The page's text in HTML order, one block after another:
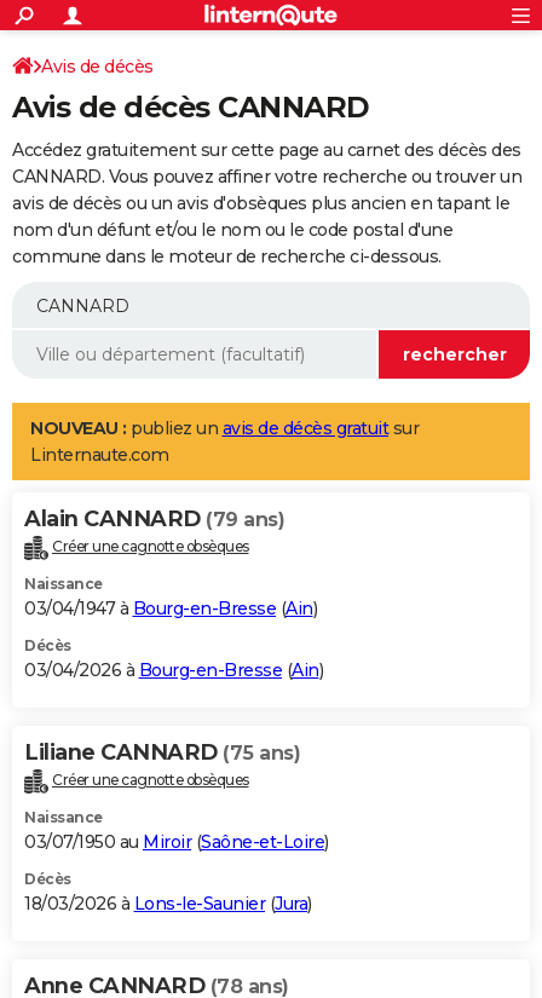
ACTUALITÉS
Politique
Société
Faits Divers
Education
Monde
Villes
+
SPORT
Coupe du monde 2026
Football
Tennis
Cyclisme
Rugby
Forum
Programme TV
TNT
Streaming
Cinéma
Sorties cinéma
Musique
+
FINANCE
Retraite
Epargne
Immobilier
Risques naturels par ville
Banque
Assurance
AUTO
Essais
Réserver un essai
Citadines
Berlines
SUV
Forum auto
+
Mobiles
Meilleur smartphone
Internet
Ordinateurs
Jeux vidéo
Guide high-tech
Aménagement intérieur
LIFESTYLE
Art de vivre
Bien-être
Loisirs
Mode
Modes de vie
Alimentation
Guide de la santé
Maladies
Médicaments
Sommeil
VOYAGE
Destinations
City break
Voyage nature
Voyage de noces
Forum
Climat
+PHOTO
GUIDES D'ACHAT
BONS PLANS
Carte de Noël
Carte Bonne année
Carte Saint-Valentin
Carte Pâques
Carte d'anniversaire
DICTIONNAIRE
Dictionnaire
Biographies
Citations
Expressions
Proverbes
PROGRAMME TV
S'inscrire
Se connecter
Lycées
Collèges
Primaires
Universités
Entreprises
Service militaire
Avis de recherche
AVIS DE DÉCÈS
Avis de décès
Avis de décès CANNARD
Accédez gratuitement sur cette page au carnet des décès des
CANNARD. Vous pouvez affiner votre recherche ou trouver un
avis de décès ou un avis d'obsèques plus ancien en tapant le
nom d'un défunt et/ou le nom ou le code postal d'une
commune dans le moteur de recherche ci-dessous.
NOUVEAU : publiez un avis de décès gratuitsur
Linternaute.com
Alain CANNARD (79 ans)
Créer une cagnotte obsèques
Naissance
03/04/1947 à Bourg-en-Bresse (Ain)
Décès
03/04/2026 à Bourg-en-Bresse (Ain)
Liliane CANNARD (75 ans)
Créer une cagnotte obsèques
Naissance
03/07/1950 au Miroir(Saône-et-Loire)
Décès
18/03/2026 à Lons-le-Saunier(Jura)
Anne CANNARD (78 ans)